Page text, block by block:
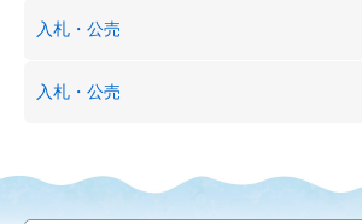
入札・公売
入札・公売